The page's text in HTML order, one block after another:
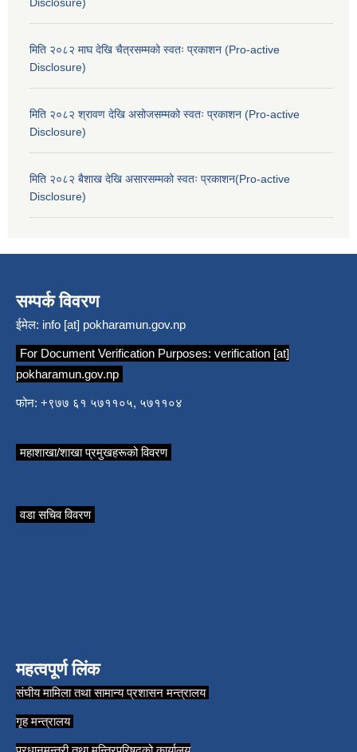
मिति २०८२ माघ देखि चैत्रसम्मको स्वतः प्रकाशन (Pro-active
Disclosure)
मिति २०८२ श्रावण देखि असोजसम्मको स्वतः प्रकाशन (Pro-active
Disclosure)
मिति २०८२ बैशाख देखि असारसम्मको स्वतः प्रकाशन(Pro-active
Disclosure)
सम्पर्क विवरण
ईमेल: info [at] pokharamun.gov.np
For Document Verification Purposes: verification [at]
pokharamun.gov.np
फोन: +९७७ ६१ ५७११०५, ५७११०४
महाशाखा/शाखा प्रमुखहरूको विवरण
वडा सचिव विवरण
महत्वपूर्ण लिंक
संघीय मामिला तथा सामान्य प्रशासन मन्त्रालय
गृह मन्त्रालय